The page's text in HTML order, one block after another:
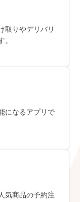
取りやデリバリ
。
になるアプリで
気商品の予約注